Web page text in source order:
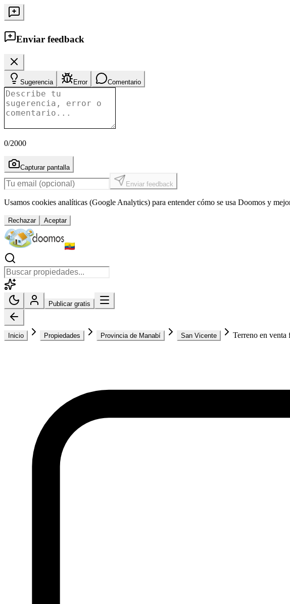
Enviar feedback
Sugerencia Error Comentario
0/2000
Capturar pantalla
Enviar feedback
Usamos cookies analíticas (Google Analytics) para entender cómo se usa Doomos y
Rechazar Aceptar
Publicar gratis
Inicio Propiedades Provincia de Manabí San Vicente Terreno en venta